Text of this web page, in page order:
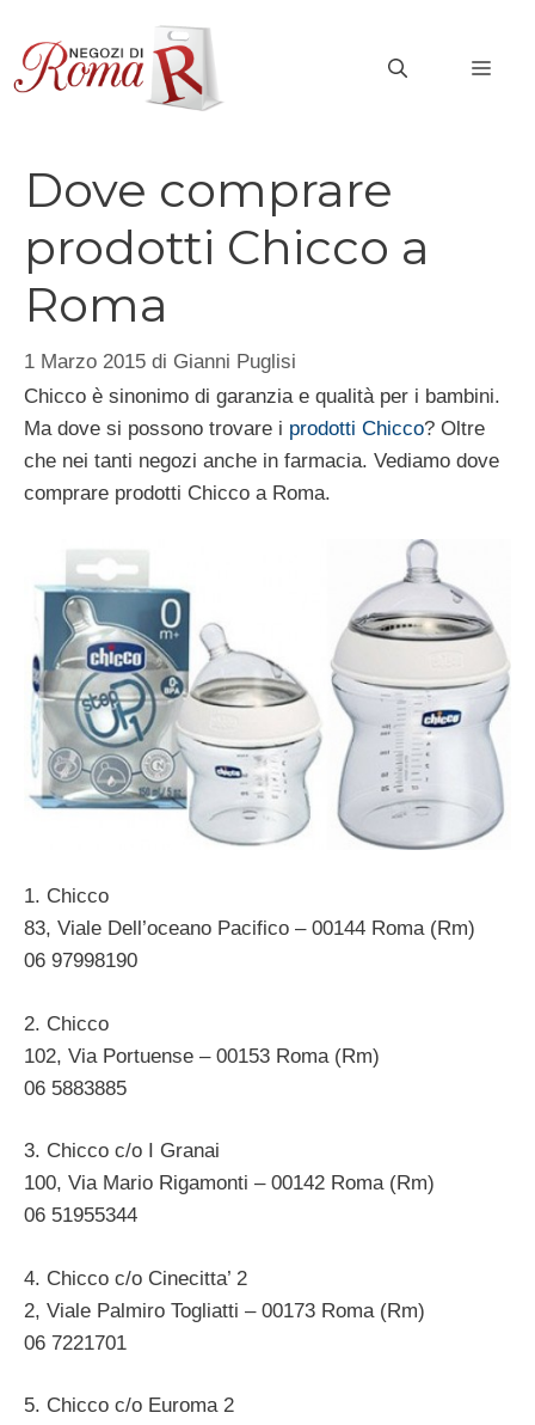
contenuto
Dove comprare
prodotti Chicco a
Roma
1 Marzo 2015 di Gianni Puglisi
Chicco è sinonimo di garanzia e qualità per i bambini.
Ma dove si possono trovare i prodotti Chicco? Oltre
che nei tanti negozi anche in farmacia. Vediamo dove
comprare prodotti Chicco a Roma.
1. Chicco
83, Viale Dell’oceano Pacifico – 00144 Roma (Rm)
06 97998190
2. Chicco
102, Via Portuense – 00153 Roma (Rm)
06 5883885
3. Chicco c/o I Granai
100, Via Mario Rigamonti – 00142 Roma (Rm)
06 51955344
4. Chicco c/o Cinecitta’ 2
2, Viale Palmiro Togliatti – 00173 Roma (Rm)
06 7221701
5. Chicco c/o Euroma 2